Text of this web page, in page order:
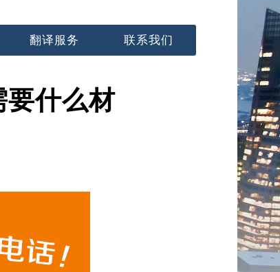
翻译服务 联系我们
要什么材